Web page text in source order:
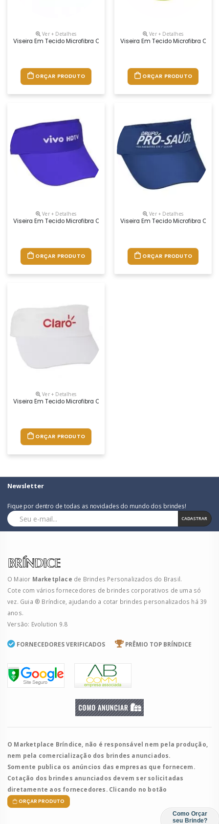
Ver + Detalhes
Viseira Em Tecido Microfibra Ou Brim
ORÇAR PRODUTO
Ver + Detalhes
Viseira Em Tecido Microfibra Ou
ORÇAR PRODUTO
Ver + Detalhes
Viseira Em Tecido Microfibra Ou Brim
ORÇAR PRODUTO
Ver + Detalhes
Viseira Em Tecido Microfibra Ou
ORÇAR PRODUTO
Ver + Detalhes
Viseira Em Tecido Microfibra Ou Brim
ORÇAR PRODUTO
Newsletter
Fique por dentro de todas as novidades do mundo dos brindes!
CADASTRAR
O Maior Marketplace de Brindes Personalizados do Brasil.
Cote com vários fornecedores de brindes corporativos de uma só
vez. Guia ® Bríndice, ajudando a cotar brindes personalizados há 39
anos.
Versão: Evolution 9.8
FORNECEDORES VERIFICADOS PRÊMIO TOP BRÍNDICE
O Marketplace Bríndice, não é responsável nem pela produção,
nem pela comercialização dos brindes anunciados.
Somente publica os anúncios das empresas que fornecem.
Cotação dos brindes anunciados devem ser solicitadas
diretamente aos fornecedores. Clicando no botão
ORÇAR PRODUTO
Como Orçar
seu Brinde?